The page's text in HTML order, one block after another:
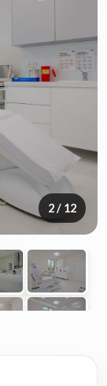
2/ 12